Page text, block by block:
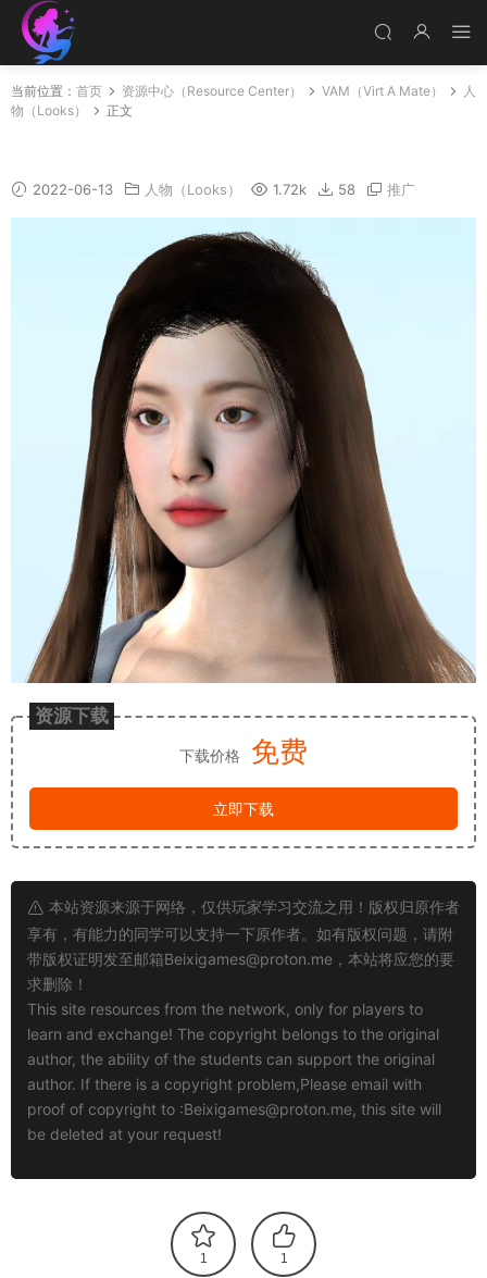
当前位置： 首页 资源中心（Resource Center） VAM（Virt A Mate）
人
物（Looks）
正文
2022-06-13 人物（Looks） 1.72k 58 推广
资源下载
下载价格 免费
立即下载
本站资源来源于网络，仅供玩家学习交流之用！版权归原作者
享有，有能力的同学可以支持一下原作者。如有版权问题，请附
带版权证明发至邮箱Beixigames@proton.me ，本站将应您的要
求删除！
This site resources from the network, only for players to
learn and exchange! The copyright belongs to the original
author, the ability of the students can support the original
author. If there is a copyright problem,Please email with
proof of copyright to :Beixigames@proton.me, this site will
be deleted at your request!
1 1